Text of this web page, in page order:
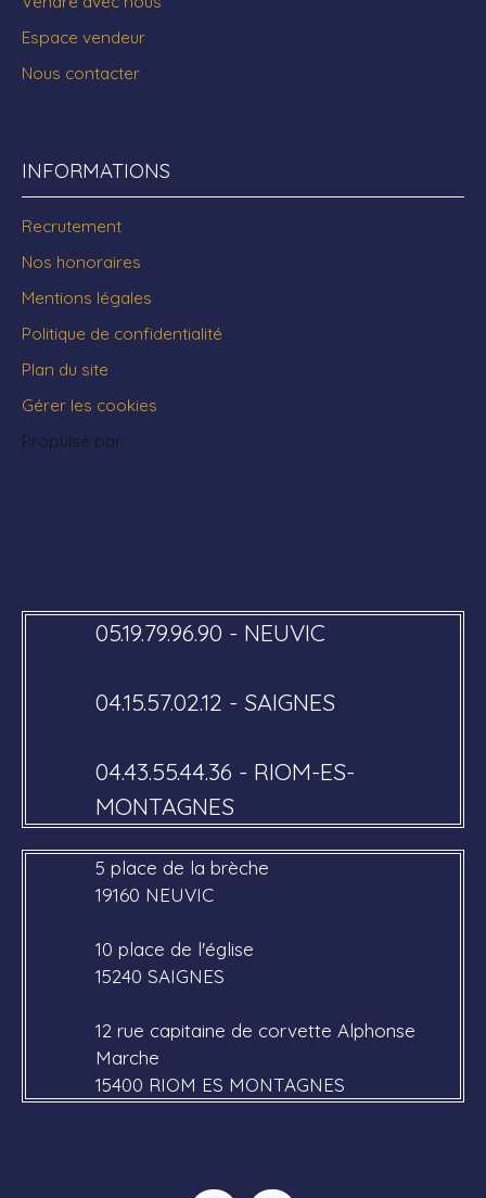
Espace vendeur
Nous contacter
INFORMATIONS
Recrutement
Nos honoraires
Mentions légales
Politique de confidentialité
Plan du site
Gérer les cookies
Propulsé par
05.19.79.96.90 - NEUVIC
04.15.57.02.12 - SAIGNES
04.43.55.44.36 - RIOM-ES-
MONTAGNES
5 place de la brèche
19160 NEUVIC
10 place de l'église
15240 SAIGNES
12 rue capitaine de corvette Alphonse
Marche
15400 RIOM ES MONTAGNES